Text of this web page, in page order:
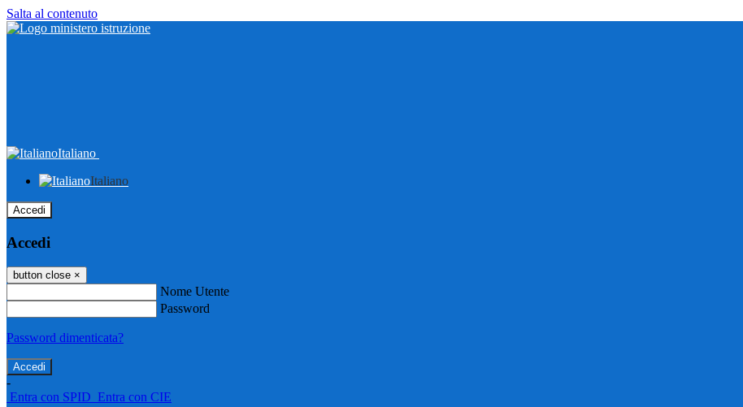
Salta al contenuto
Italiano
Italiano
Accedi
Accedi
button close ×
Nome Utente
Password
Password dimenticata?
-
Entra con SPID Entra con CIE